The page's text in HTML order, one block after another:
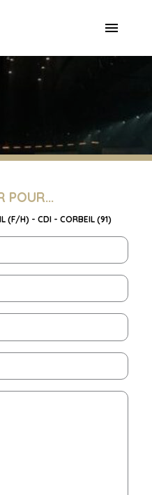
POUR...
(F/H) - CDI - CORBEIL (91)